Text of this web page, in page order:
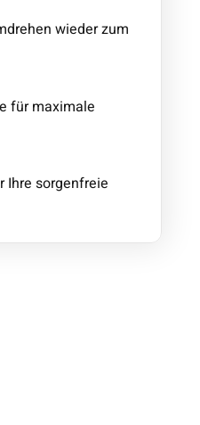
wieder zum
für maximale
Ihre sorgenfreie